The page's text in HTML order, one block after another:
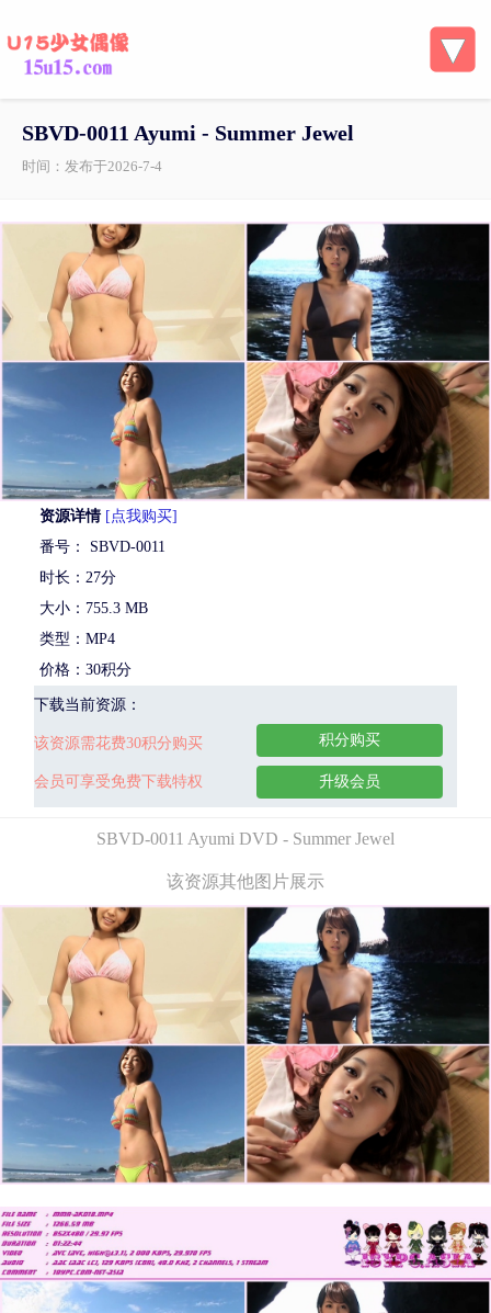
SBVD-0011 Ayumi - Summer Jewel
时间：发布于2026-7-4
资源详情 [点我购买]
番号： SBVD-0011
时长：27分
大小：755.3 MB
类型：MP4
价格：30积分
下载当前资源：
该资源需花费30积分购买
会员可享受免费下载特权
积分购买
升级会员
SBVD-0011 Ayumi DVD - Summer Jewel
该资源其他图片展示